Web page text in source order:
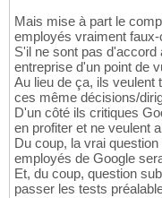
Mais mise à part le
employés vraiment
S'il ne sont pas
entreprise d'un point de
Au lieu de ça, ils veulent
ces même décisions/
D'un côté ils critiques
en profiter et ne veulent
Du coup, la vrai
employés de Google
Et, du coup, question
passer les tests